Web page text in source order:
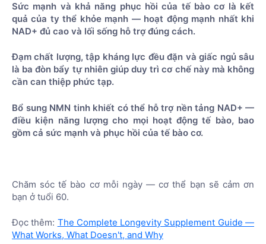
Sức mạnh và khả năng phục hồi của tế bào cơ là kết
quả của ty thể khỏe mạnh — hoạt động mạnh nhất khi
NAD+ đủ cao và lối sống hỗ trợ đúng cách.
Đạm chất lượng, tập kháng lực đều đặn và giấc ngủ sâu
là ba đòn bẩy tự nhiên giúp duy trì cơ chế này mà không
cần can thiệp phức tạp.
Bổ sung NMN tinh khiết có thể hỗ trợ nền tảng NAD+ —
điều kiện năng lượng cho mọi hoạt động tế bào, bao
gồm cả sức mạnh và phục hồi của tế bào cơ.
Chăm sóc tế bào cơ mỗi ngày — cơ thể bạn sẽ cảm ơn
bạn ở tuổi 60.
Đọc thêm: The Complete Longevity Supplement Guide —
What Works, What Doesn't, and Why